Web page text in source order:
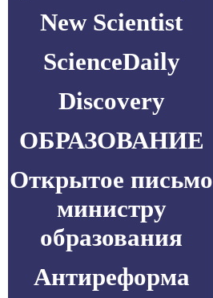
New Scientist
ScienceDaily
Discovery
ОБРАЗОВАНИЕ
Открытое письмо
министру
образования
Антиреформа